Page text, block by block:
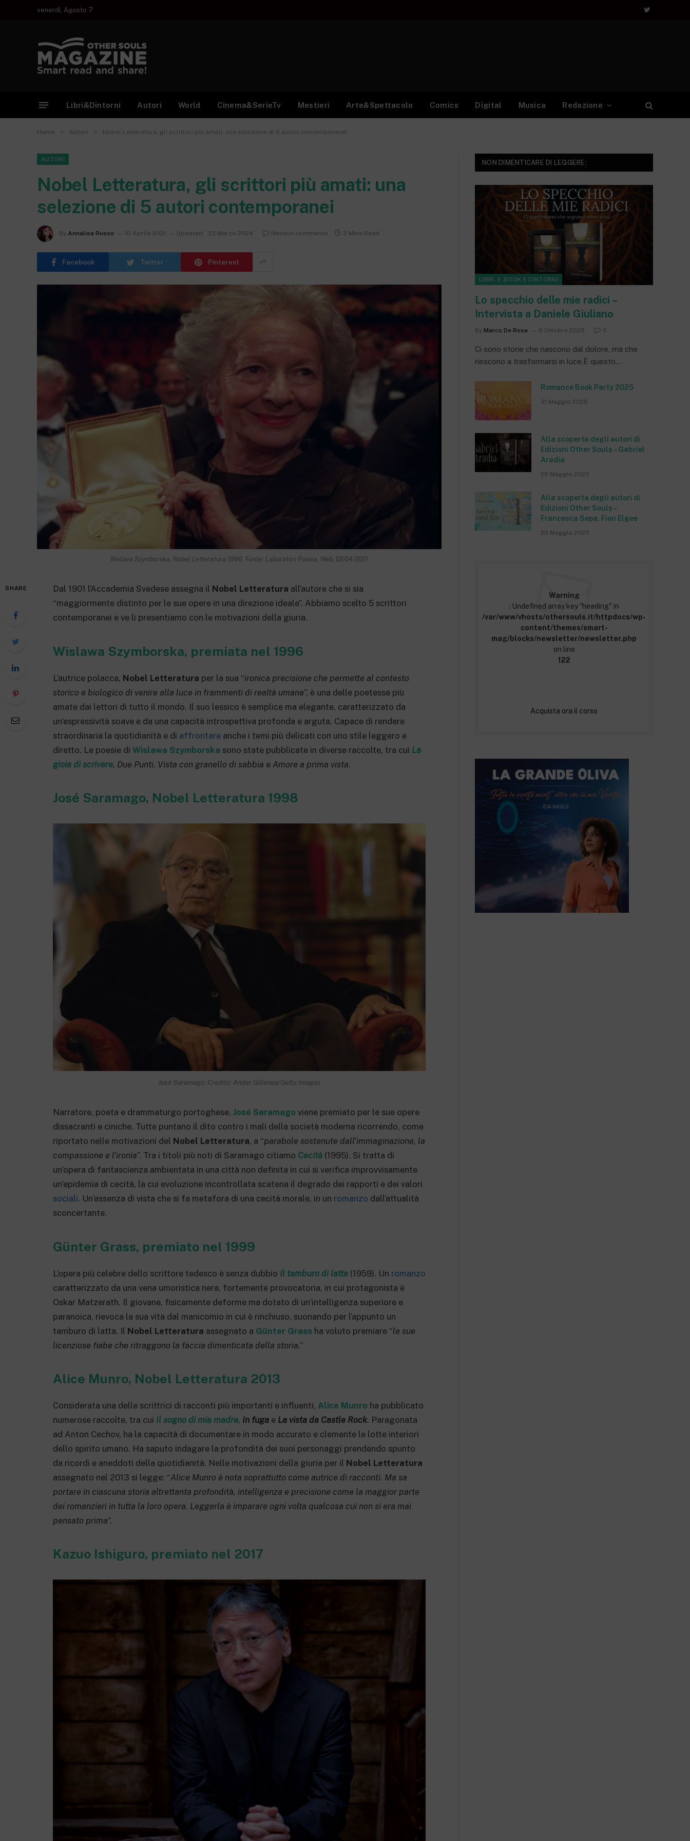
venerdì, Agosto 7
Twitter
Libri&Dintorni Autori World Cinema&SerieTv Mestieri Arte&Spettacolo Comics Digital Musica Redazione
Home » Autori » Nobel Letteratura, gli scrittori più amati: una selezione di 5 autori contemporanei
AUTORI
Nobel Letteratura, gli scrittori più amati: una
selezione di 5 autori contemporanei
By Annalisa Russo 10 Aprile 2021 Updated: 23 Marzo 2024 Nessun commento 3 Mins Read
Facebook Twitter Pinterest
Wislava Szymborska, Nobel Letteratura 1996. Fonte: Laboratori Poesia, Web, 02/04/2021
SHARE Dal 1901 l’Accademia Svedese assegna il Nobel Letteratura all’autore che si sia
“maggiormente distinto per le sue opere in una direzione ideale”. Abbiamo scelto 5 scrittori
contemporanei e ve li presentiamo con le motivazioni della giuria.
Wislawa Szymborska, premiata nel 1996
L’autrice polacca, Nobel Letteratura per la sua “ironica precisione che permette al contesto
storico e biologico di venire alla luce in frammenti di realtà umana”, è una delle poetesse più
amate dai lettori di tutto il mondo. Il suo lessico è semplice ma elegante, caratterizzato da
un’espressività soave e da una capacità introspettiva profonda e arguta. Capace di rendere
straordinaria la quotidianità e di affrontare anche i temi più delicati con uno stile leggero e
diretto. Le poesie di Wislawa Szymborska sono state pubblicate in diverse raccolte, tra cui La
gioia di scrivere, Due Punti, Vista con granello di sabbia e Amore a prima vista.
José Saramago, Nobel Letteratura 1998
José Saramago. Credits: Ander Gillenea/Getty Images
Narratore, poeta e drammaturgo portoghese, José Saramago viene premiato per le sue opere
dissacranti e ciniche. Tutte puntano il dito contro i mali della società moderna ricorrendo, come
riportato nelle motivazioni del Nobel Letteratura, a “parabole sostenute dall’immaginazione, la
compassione e l’ironia”. Tra i titoli più noti di Saramago citiamo Cecità (1995). Si tratta di
un’opera di fantascienza ambientata in una città non definita in cui si verifica improvvisamente
un’epidemia di cecità, la cui evoluzione incontrollata scatena il degrado dei rapporti e dei valori
sociali. Un’assenza di vista che si fa metafora di una cecità morale, in un romanzo dall’attualità
sconcertante.
Günter Grass, premiato nel 1999
L’opera più celebre dello scrittore tedesco è senza dubbio Il tamburo di latta (1959). Un romanzo
caratterizzato da una vena umoristica nera, fortemente provocatoria, in cui protagonista è
Oskar Matzerath. Il giovane, fisicamente deforme ma dotato di un’intelligenza superiore e
paranoica, rievoca la sua vita dal manicomio in cui è rinchiuso, suonando per l’appunto un
tamburo di latta. Il Nobel Letteratura assegnato a Günter Grass ha voluto premiare “le sue
licenziose fiabe che ritraggono la faccia dimenticata della storia.”
Alice Munro, Nobel Letteratura 2013
Considerata una delle scrittrici di racconti più importanti e influenti, Alice Munro ha pubblicato
numerose raccolte, tra cui Il sogno di mia madre, In fuga e La vista da Castle Rock. Paragonata
ad Anton Cechov, ha la capacità di documentare in modo accurato e clemente le lotte interiori
dello spirito umano. Ha saputo indagare la profondità dei suoi personaggi prendendo spunto
da ricordi e aneddoti della quotidianità. Nelle motivazioni della giuria per il Nobel Letteratura
assegnato nel 2013 si legge: “Alice Munro è nota soprattutto come autrice di racconti. Ma sa
portare in ciascuna storia altrettanta profondità, intelligenza e precisione come la maggior parte
dei romanzieri in tutta la loro opera. Leggerla è imparare ogni volta qualcosa cui non si era mai
pensato prima”.
Kazuo Ishiguro, premiato nel 2017
NON DIMENTICARE DI LEGGERE:
LIBRI, E-BOOK E DINTORNI
Lo specchio delle mie radici –
Intervista a Daniele Giuliano
By Marco De Rosa 6 Ottobre 2025 0
Ci sono storie che nascono dal dolore, ma che
riescono a trasformarsi in luce.È questo…
Romance Book Party 2025
31 Maggio 2025
Alla scoperta degli autori di
Edizioni Other Souls – Gabriel
Aradia
25 Maggio 2025
Alla scoperta degli autori di
Edizioni Other Souls –
Francesca Sepe, Fion Elgee
20 Maggio 2025
Warning
: Undefined array key "heading" in
/var/www/vhosts/othersouls.it/httpdocs/wp-
content/themes/smart-
mag/blocks/newsletter/newsletter.php
on line
122
Acquista ora il corso